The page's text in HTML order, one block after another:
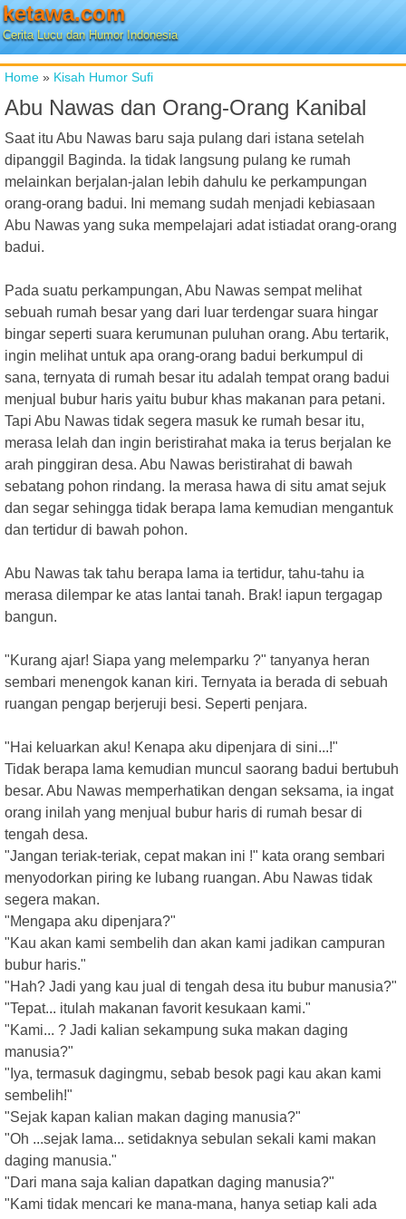
ketawa.com
Cerita Lucu dan Humor Indonesia
Home » Kisah Humor Sufi
Abu Nawas dan Orang-Orang Kanibal
Saat itu Abu Nawas baru saja pulang dari istana setelah
dipanggil Baginda. Ia tidak langsung pulang ke rumah
melainkan berjalan-jalan lebih dahulu ke perkampungan
orang-orang badui. Ini memang sudah menjadi kebiasaan
Abu Nawas yang suka mempelajari adat istiadat orang-orang
badui.
Pada suatu perkampungan, Abu Nawas sempat melihat
sebuah rumah besar yang dari luar terdengar suara hingar
bingar seperti suara kerumunan puluhan orang. Abu tertarik,
ingin melihat untuk apa orang-orang badui berkumpul di
sana, ternyata di rumah besar itu adalah tempat orang badui
menjual bubur haris yaitu bubur khas makanan para petani.
Tapi Abu Nawas tidak segera masuk ke rumah besar itu,
merasa lelah dan ingin beristirahat maka ia terus berjalan ke
arah pinggiran desa. Abu Nawas beristirahat di bawah
sebatang pohon rindang. Ia merasa hawa di situ amat sejuk
dan segar sehingga tidak berapa lama kemudian mengantuk
dan tertidur di bawah pohon.
Abu Nawas tak tahu berapa lama ia tertidur, tahu-tahu ia
merasa dilempar ke atas lantai tanah. Brak! iapun tergagap
bangun.
"Kurang ajar! Siapa yang melemparku ?" tanyanya heran
sembari menengok kanan kiri. Ternyata ia berada di sebuah
ruangan pengap berjeruji besi. Seperti penjara.
"Hai keluarkan aku! Kenapa aku dipenjara di sini...!"
Tidak berapa lama kemudian muncul saorang badui bertubuh
besar. Abu Nawas memperhatikan dengan seksama, ia ingat
orang inilah yang menjual bubur haris di rumah besar di
tengah desa.
"Jangan teriak-teriak, cepat makan ini !" kata orang sembari
menyodorkan piring ke lubang ruangan. Abu Nawas tidak
segera makan.
"Mengapa aku dipenjara?"
"Kau akan kami sembelih dan akan kami jadikan campuran
bubur haris."
"Hah? Jadi yang kau jual di tengah desa itu bubur manusia?"
"Tepat... itulah makanan favorit kesukaan kami."
"Kami... ? Jadi kalian sekampung suka makan daging
manusia?"
"Iya, termasuk dagingmu, sebab besok pagi kau akan kami
sembelih!"
"Sejak kapan kalian makan daging manusia?"
"Oh ...sejak lama... setidaknya sebulan sekali kami makan
daging manusia."
"Dari mana saja kalian dapatkan daging manusia?"
"Kami tidak mencari ke mana-mana, hanya setiap kali ada